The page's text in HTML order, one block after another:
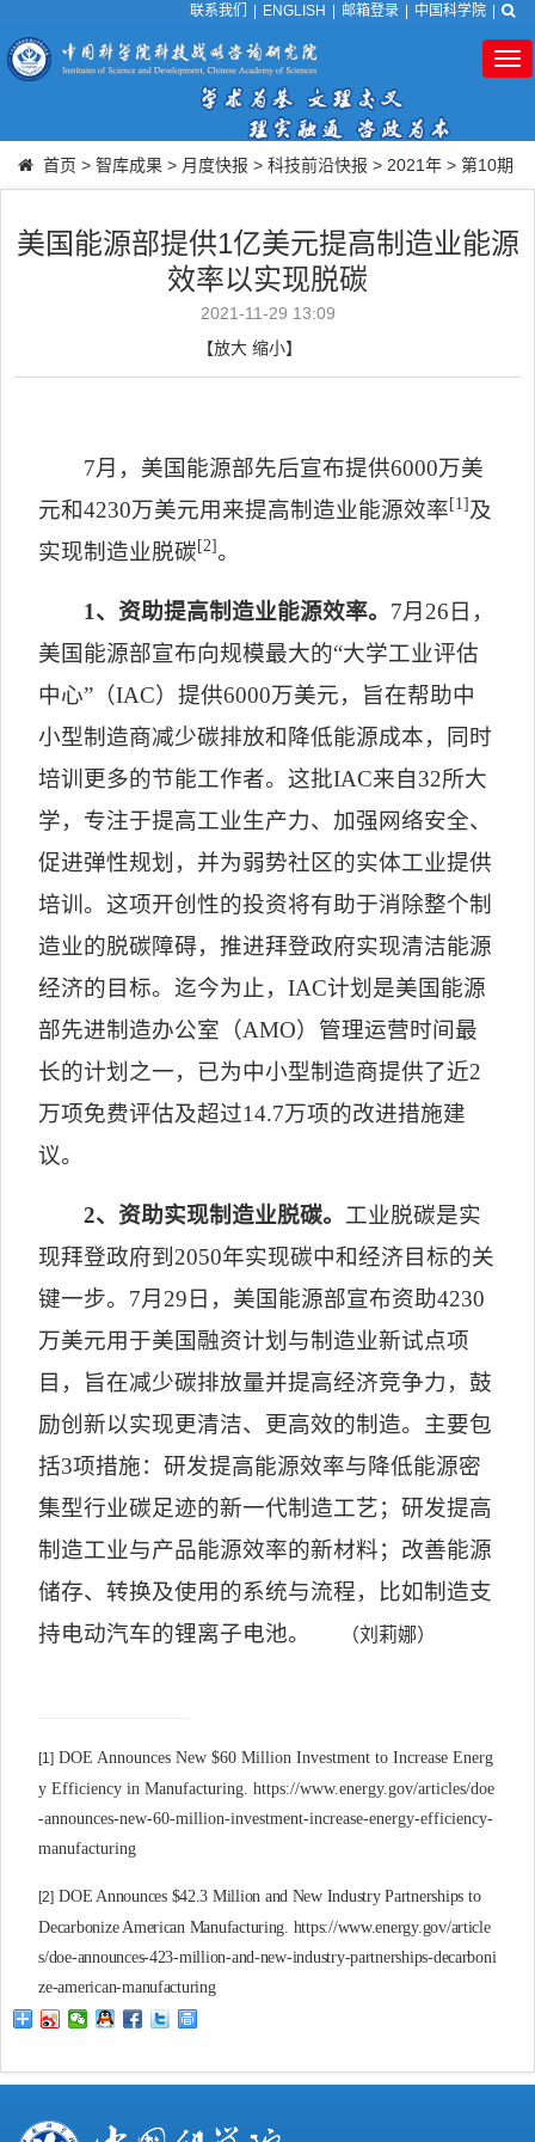
联系我们 ENGLISH 邮箱登录 中国科学院
首页 > 智库成果 > 月度快报 > 科技前沿快报 > 2021年 > 第10期
美国能源部提供1亿美元提高制造业能源
效率以实现脱碳
2021-11-29 13:09
【放大 缩小】
7月，美国能源部先后宣布提供6000万美
元和4230万美元用来提高制造业能源效率 [1] 及
实现制造业脱碳 [2]。
1、资助提高制造业能源效率。 7月 26 日，
美国能源部宣布向规模最大的“大学工业评估
中心” （IAC）提供6000万美元，旨在帮助中
小型制造商减少碳排放和降低能源成本，同时
培训更多的节能工作者。这批IAC来自32所大
学，专注于提高工业生产力、加强网络安全、
促进弹性规划，并为弱势社区的实体工业提供
培训。这项开创性的投资将有助于消除整个制
造业的脱碳障碍，推进拜登政府实现清洁能源
经济的目标。迄今为止，IAC计划是美国能源
部先进制造办公室（AMO）管理运营时间最
长的计划之一，已为中小型制造商提供了近2
万项免费评估及超过14.7万项的改进措施建
议。
2、资助实现制造业脱碳。
工业脱碳是实
现拜登政府到 2050年实现碳中和经济目标的关
键一步。 7月 29 日，美国能源部宣布资助4230
万美元用于美国融资计划与制造业新试点项
目，旨在减少碳排放量并提高经济竞争力，鼓
励创新以实现更清洁、更高效的制造。主要包
括3项措施：研发提高能源效率与降低能源密
集型行业碳足迹的新一代制造工艺；研发提高
制造工业与产品能源效率的新材料；改善能源
储存、转换及使用的系统与流程，比如制造支
持电动汽车的锂离子电池。
（刘莉娜）
[1] DOE Announces New $60 Million Investment to Increase Energ
y Efficiency in Manufacturing. https://www.energy.gov/articles/doe
-announces-new-60-million-investment-increase-energy-efficiency-
manufacturing
[2] DOE Announces $42.3 Million and New Industry Partnerships to
Decarbonize American Manufacturing. https://www.energy.gov/article
s/doe-announces-423-million-and-new-industry-partnerships-decarboni
ze-american-manufacturing